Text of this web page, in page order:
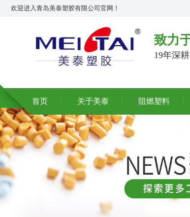
欢迎进入青岛美泰塑胶有限公司官网！
致力
19年深
首页 关于美泰 阻燃塑料